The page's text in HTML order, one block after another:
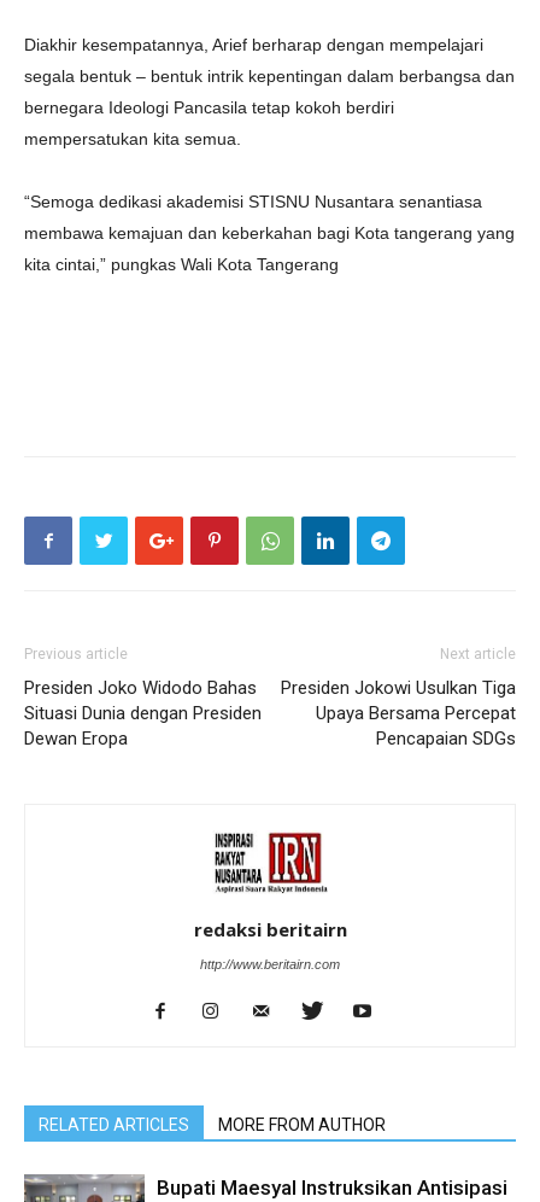
Diakhir kesempatannya, Arief berharap dengan mempelajari
segala bentuk – bentuk intrik kepentingan dalam berbangsa dan
bernegara Ideologi Pancasila tetap kokoh berdiri
mempersatukan kita semua.
“Semoga dedikasi akademisi STISNU Nusantara senantiasa
membawa kemajuan dan keberkahan bagi Kota tangerang yang
kita cintai,” pungkas Wali Kota Tangerang
Previous article
Presiden Joko Widodo Bahas
Situasi Dunia dengan Presiden
Dewan Eropa
Next article
Presiden Jokowi Usulkan Tiga
Upaya Bersama Percepat
Pencapaian SDGs
redaksi beritairn
http://www.beritairn.com
RELATED ARTICLES MORE FROM AUTHOR
Bupati Maesyal Instruksikan Antisipasi